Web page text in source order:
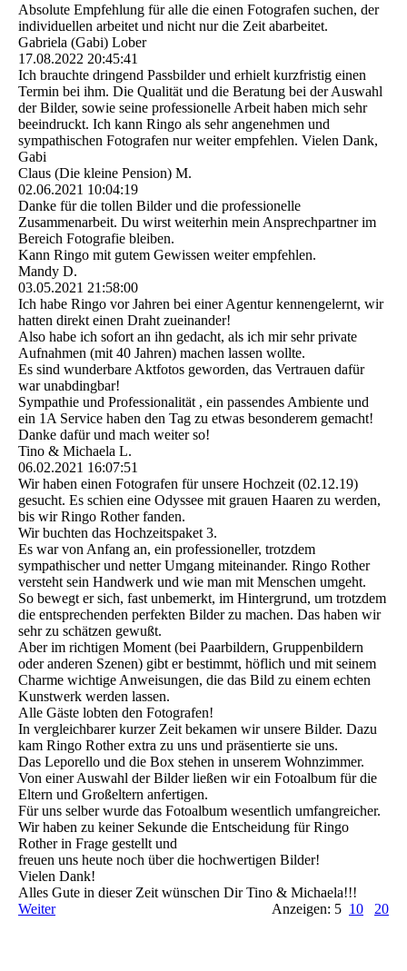
Absolute Empfehlung für alle die einen Fotografen suchen, der
individuellen arbeitet und nicht nur die Zeit abarbeitet.
Gabriela (Gabi) Lober
17.08.2022 20:45:41
Ich brauchte dringend Passbilder und erhielt kurzfristig einen
Termin bei ihm. Die Qualität und die Beratung bei der Auswahl
der Bilder, sowie seine professionelle Arbeit haben mich sehr
beeindruckt. Ich kann Ringo als sehr angenehmen und
sympathischen Fotografen nur weiter empfehlen. Vielen Dank,
Gabi
Claus (Die kleine Pension) M.
02.06.2021 10:04:19
Danke für die tollen Bilder und die professionelle
Zusammenarbeit. Du wirst weiterhin mein Ansprechpartner im
Bereich Fotografie bleiben.
Kann Ringo mit gutem Gewissen weiter empfehlen.
Mandy D.
03.05.2021 21:58:00
Ich habe Ringo vor Jahren bei einer Agentur kennengelernt, wir
hatten direkt einen Draht zueinander!
Also habe ich sofort an ihn gedacht, als ich mir sehr private
Aufnahmen (mit 40 Jahren) machen lassen wollte.
Es sind wunderbare Aktfotos geworden, das Vertrauen dafür
war unabdingbar!
Sympathie und Professionalität , ein passendes Ambiente und
ein 1A Service haben den Tag zu etwas besonderem gemacht!
Danke dafür und mach weiter so!
Tino & Michaela L.
06.02.2021 16:07:51
Wir haben einen Fotografen für unsere Hochzeit (02.12.19)
gesucht. Es schien eine Odyssee mit grauen Haaren zu werden,
bis wir Ringo Rother fanden.
Wir buchten das Hochzeitspaket 3.
Es war von Anfang an, ein professioneller, trotzdem
sympathischer und netter Umgang miteinander. Ringo Rother
versteht sein Handwerk und wie man mit Menschen umgeht.
So bewegt er sich, fast unbemerkt, im Hintergrund, um trotzdem
die entsprechenden perfekten Bilder zu machen. Das haben wir
sehr zu schätzen gewußt.
Aber im richtigen Moment (bei Paarbildern, Gruppenbildern
oder anderen Szenen) gibt er bestimmt, höflich und mit seinem
Charme wichtige Anweisungen, die das Bild zu einem echten
Kunstwerk werden lassen.
Alle Gäste lobten den Fotografen!
In vergleichbarer kurzer Zeit bekamen wir unsere Bilder. Dazu
kam Ringo Rother extra zu uns und präsentierte sie uns.
Das Leporello und die Box stehen in unserem Wohnzimmer.
Von einer Auswahl der Bilder ließen wir ein Fotoalbum für die
Eltern und Großeltern anfertigen.
Für uns selber wurde das Fotoalbum wesentlich umfangreicher.
Wir haben zu keiner Sekunde die Entscheidung für Ringo
Rother in Frage gestellt und
freuen uns heute noch über die hochwertigen Bilder!
Vielen Dank!
Alles Gute in dieser Zeit wünschen Dir Tino & Michaela!!!
Weiter
Anzeigen: 5 10 20